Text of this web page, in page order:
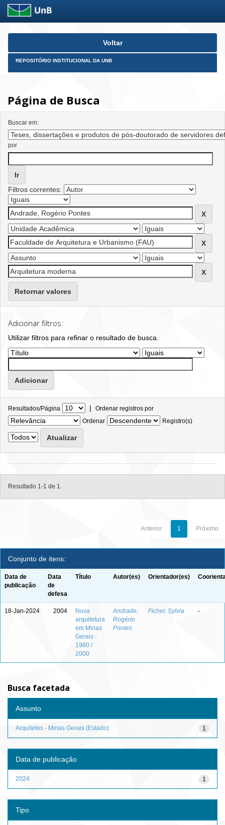
Skip
Voltar
REPOSITÓRIO INSTITUCIONAL DA UNB
Página de Busca
Buscar em:
por
Filtros correntes:
Retornar valores
Adicionar filtros:
Utilizar filtros para refinar o resultado de busca.
Resultados/Página | Ordenar registros por
Ordenar
Registro(s)
Resultado 1-1 de 1.
Anterior 1 Próximo
Conjunto de itens:
Data de
publicação
Data
de
defesa
Título Autor(es) Orientador(es)
18-Jan-2024 2004
Nova
arquitetura
em Minas
Gerais -
1980 /
2000
Andrade,
Rogério
Pontes
Ficher, Sylvia -
Busca facetada
Assunto
1
Arquitetos - Minas Gerais (Estado)
Data de publicação
1
2024
Tipo